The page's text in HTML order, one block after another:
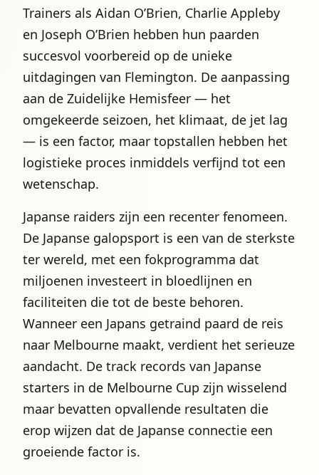
Trainers als Aidan O’Brien, Charlie Appleby
en Joseph O’Brien hebben hun paarden
succesvol voorbereid op de unieke
uitdagingen van Flemington. De aanpassing
aan de Zuidelijke Hemisfeer — het
omgekeerde seizoen, het klimaat, de jet lag
— is een factor, maar topstallen hebben het
logistieke proces inmiddels verfijnd tot een
wetenschap.
Japanse raiders zijn een recenter fenomeen.
De Japanse galopsport is een van de sterkste
ter wereld, met een fokprogramma dat
miljoenen investeert in bloedlijnen en
faciliteiten die tot de beste behoren.
Wanneer een Japans getraind paard de reis
naar Melbourne maakt, verdient het serieuze
aandacht. De track records van Japanse
starters in de Melbourne Cup zijn wisselend
maar bevatten opvallende resultaten die
erop wijzen dat de Japanse connectie een
groeiende factor is.